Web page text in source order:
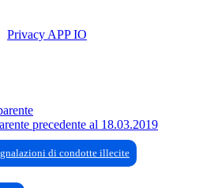
Privacy APP IO
precedente al 18.03.2019
di condotte illecite